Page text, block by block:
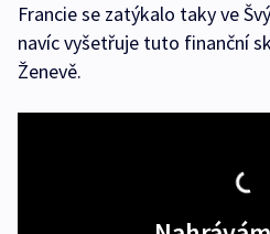
Francie se zatýkalo taky ve
navíc vyšetřuje tuto finanční
Ženevě.